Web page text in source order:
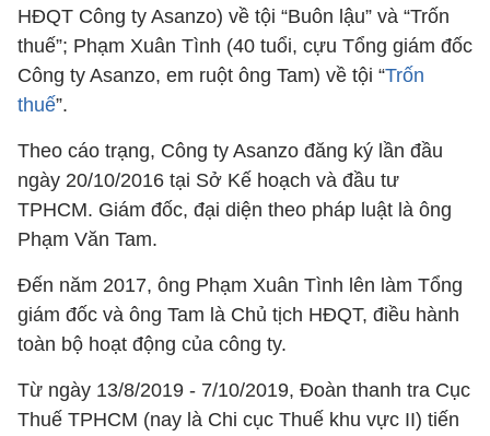
HĐQT Công ty Asanzo) về tội “Buôn lậu” và “Trốn
thuế”; Phạm Xuân Tình (40 tuổi, cựu Tổng giám đốc
Công ty Asanzo, em ruột ông Tam) về tội “Trốn
thuế”.
Theo cáo trạng, Công ty Asanzo đăng ký lần đầu
ngày 20/10/2016 tại Sở Kế hoạch và đầu tư
TPHCM. Giám đốc, đại diện theo pháp luật là ông
Phạm Văn Tam.
Đến năm 2017, ông Phạm Xuân Tình lên làm Tổng
giám đốc và ông Tam là Chủ tịch HĐQT, điều hành
toàn bộ hoạt động của công ty.
Từ ngày 13/8/2019 - 7/10/2019, Đoàn thanh tra Cục
Thuế TPHCM (nay là Chi cục Thuế khu vực II) tiến